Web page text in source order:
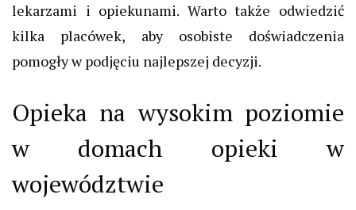
lekarzami i opiekunami. Warto także odwiedzić
kilka placówek, aby osobiste doświadczenia
pomogły w podjęciu najlepszej decyzji.
Opieka na wysokim poziomie
w domach opieki w
województwie